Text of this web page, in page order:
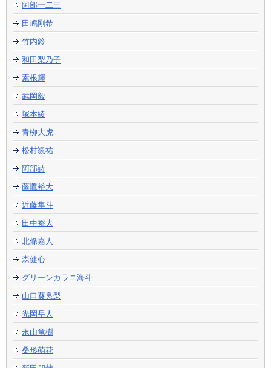
阿部一二三
田嶋剛希
竹内鈴
和田梨乃子
素根輝
武岡毅
塚本綾
青栁大虎
松村颯祐
阿部詩
藤鷹裕大
近藤隼斗
田中裕大
北條嘉人
森健心
グリーンカラニ海斗
山口葵良梨
光岡岳人
永山竜樹
桑形萌花